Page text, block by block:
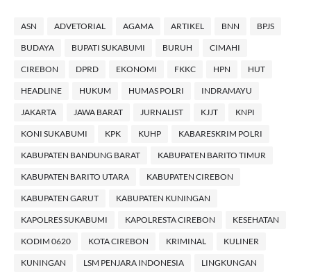
ASN ADVETORIAL AGAMA ARTIKEL BNN BPJS
BUDAYA BUPATI SUKABUMI BURUH CIMAHI
CIREBON DPRD EKONOMI FKKC HPN HUT
HEADLINE HUKUM HUMAS POLRI INDRAMAYU
JAKARTA JAWA BARAT JURNALIST KJJT KNPI
KONI SUKABUMI KPK KUHP KABARESKRIM POLRI
KABUPATEN BANDUNG BARAT KABUPATEN BARITO TIMUR
KABUPATEN BARITO UTARA KABUPATEN CIREBON
KABUPATEN GARUT KABUPATEN KUNINGAN
KAPOLRES SUKABUMI KAPOLRESTA CIREBON KESEHATAN
KODIM 0620 KOTA CIREBON KRIMINAL KULINER
KUNINGAN LSM PENJARA INDONESIA LINGKUNGAN